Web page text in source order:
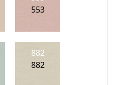
553
882
882